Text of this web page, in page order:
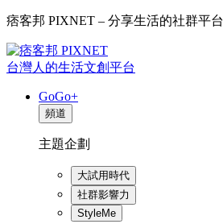
痞客邦 PIXNET – 分享生活的社群平台
台灣人的生活文創平台
GoGo+
頻道
主題企劃
大試用時代
社群影響力
StyleMe